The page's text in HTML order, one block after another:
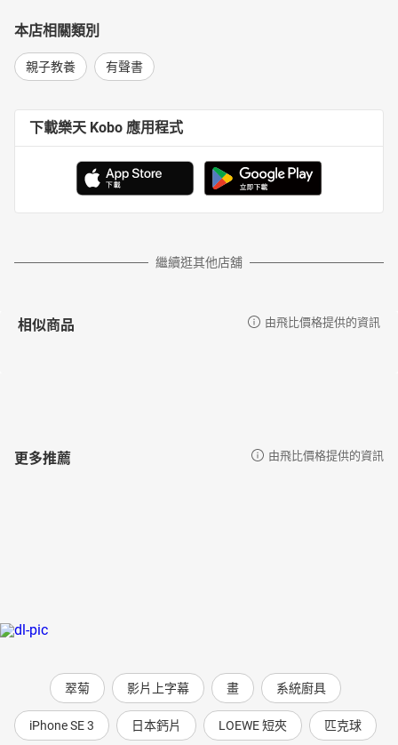
本店相關類別
親子教養 有聲書
下載樂天 Kobo 應用程式
繼續逛其他店舖
相似商品 由飛比價格提供的資訊
更多推薦 由飛比價格提供的資訊
翠菊 影片上字幕 畫 系統廚具
iPhone SE 3 日本鈣片 LOEWE 短夾 匹克球